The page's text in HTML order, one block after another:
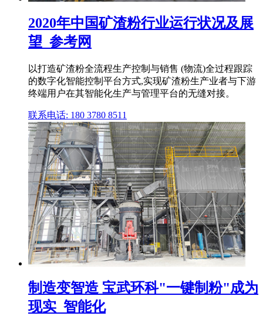
2020年中国矿渣粉行业运行状况及展
望_参考网
以打造矿渣粉全流程生产控制与销售 (物流)全过程跟踪
的数字化智能控制平台方式,实现矿渣粉生产业者与下游
终端用户在其智能化生产与管理平台的无缝对接。
联系电话: 180 3780 8511
制造变智造 宝武环科"一键制粉"成为
现实_智能化